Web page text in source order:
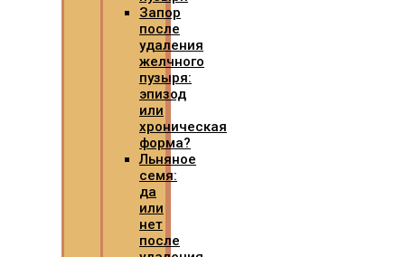
Запор
после
удаления
желчного
пузыря:
эпизод
или
хроническая
форма?
Льняное
семя:
да
или
нет
после